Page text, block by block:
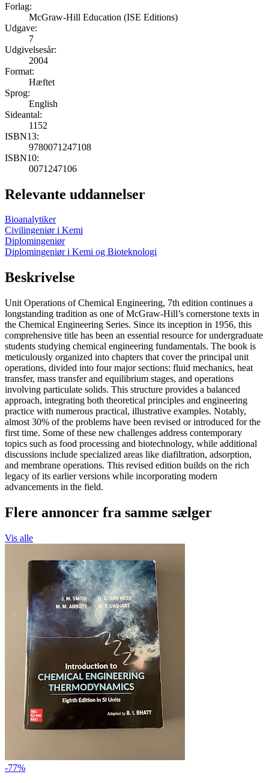
Forlag:
McGraw-Hill Education (ISE Editions)
Udgave:
7
Udgivelsesår:
2004
Format:
Hæftet
Sprog:
English
Sideantal:
1152
ISBN13:
9780071247108
ISBN10:
0071247106
Relevante uddannelser
Bioanalytiker
Civilingeniør i Kemi
Diplomingeniør
Diplomingeniør i Kemi og Bioteknologi
Beskrivelse
Unit Operations of Chemical Engineering, 7th edition continues a
longstanding tradition as one of McGraw-Hill’s cornerstone texts in
the Chemical Engineering Series. Since its inception in 1956, this
comprehensive title has been an essential resource for undergraduate
students studying chemical engineering fundamentals. The book is
meticulously organized into chapters that cover the principal unit
operations, divided into four major sections: fluid mechanics, heat
transfer, mass transfer and equilibrium stages, and operations
involving particulate solids. This structure provides a balanced
approach, integrating both theoretical principles and engineering
practice with numerous practical, illustrative examples. Notably,
almost 30% of the problems have been revised or introduced for the
first time. Some of these new challenges address contemporary
topics such as food processing and biotechnology, while additional
discussions include specialized areas like diafiltration, adsorption,
and membrane operations. This revised edition builds on the rich
legacy of its earlier versions while incorporating modern
advancements in the field.
Flere annoncer fra samme sælger
Vis alle
-77%